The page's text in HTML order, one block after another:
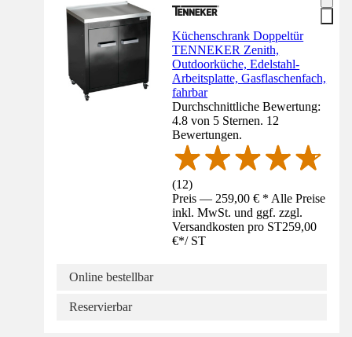
Küchenschrank Doppeltür
TENNEKER Zenith,
Outdoorküche, Edelstahl-
Arbeitsplatte, Gasflaschenfach,
fahrbar
Durchschnittliche Bewertung:
4.8 von 5 Sternen. 12
Bewertungen.
(12)
Preis — 259,00 € * Alle Preise
inkl. MwSt. und ggf. zzgl.
Versandkosten pro ST259,00
€*/ ST
Online bestellbar
Reservierbar